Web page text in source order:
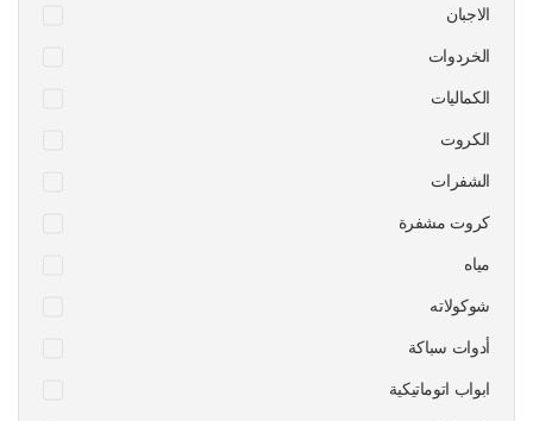
الاجبان
الخردوات
الكماليات
الكروت
الشفرات
كروت مشفرة
مياه
شوكولاته
أدوات سباكة
ابواب اتوماتيكية